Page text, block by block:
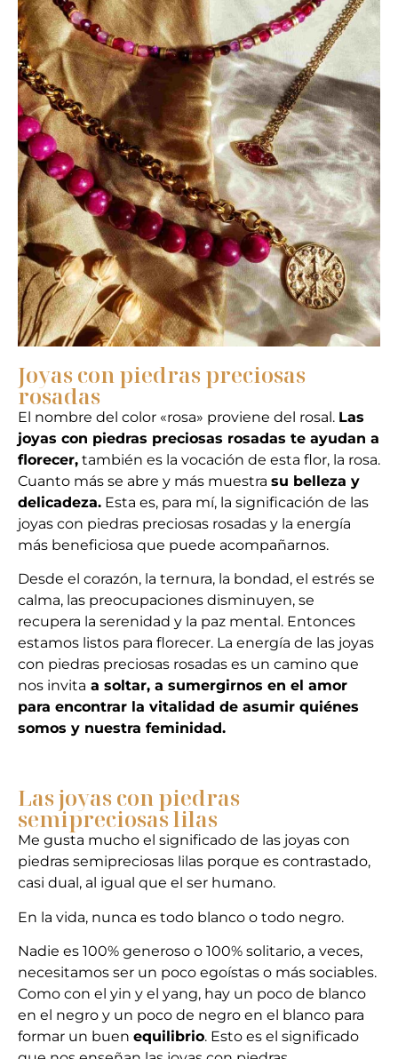
Joyas con piedras preciosas
rosadas
El nombre del color «rosa» proviene del rosal. Las
joyas con piedras preciosas rosadas te ayudan a
florecer, también es la vocación de esta flor, la rosa.
Cuanto más se abre y más muestra su belleza y
delicadeza. Esta es, para mí, la significación de las
joyas con piedras preciosas rosadas y la energía
más beneficiosa que puede acompañarnos.
Desde el corazón, la ternura, la bondad, el estrés se
calma, las preocupaciones disminuyen, se
recupera la serenidad y la paz mental. Entonces
estamos listos para florecer. La energía de las joyas
con piedras preciosas rosadas es un camino que
nos invita a soltar, a sumergirnos en el amor
para encontrar la vitalidad de asumir quiénes
somos y nuestra feminidad.
Las joyas con piedras
semipreciosas lilas
Me gusta mucho el significado de las joyas con
piedras semipreciosas lilas porque es contrastado,
casi dual, al igual que el ser humano.
En la vida, nunca es todo blanco o todo negro.
Nadie es 100% generoso o 100% solitario, a veces,
necesitamos ser un poco egoístas o más sociables.
Como con el yin y el yang, hay un poco de blanco
en el negro y un poco de negro en el blanco para
formar un buen equilibrio. Esto es el significado